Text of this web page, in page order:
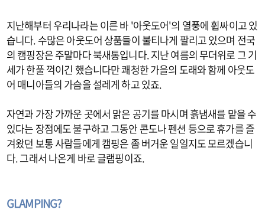
지난해부터 우리나라는 이른 바 '아웃도어'의 열풍에 휩싸이고 있
습니다. 수많은 아웃도어 상품들이 불티나게 팔리고 있으며 전국
의 캠핑장은 주말마다 북새통입니다. 지난 여름의 무더위로 그 기
세가 한풀 꺽이긴 했습니다만 쾌청한 가을의 도래와 함께 아웃도
어 매니아들의 가슴을 설레게 하고 있죠.
자연과 가장 가까운 곳에서 맑은 공기를 마시며 흙냄새를 맡을 수
있다는 장점에도 불구하고 그동안 콘도나 펜션 등으로 휴가를 즐
겨왔던 보통 사람들에게 캠핑은 좀 버거운 일일지도 모르겠습니
다. 그래서 나온게 바로 글램핑이죠.
GLAMPING?